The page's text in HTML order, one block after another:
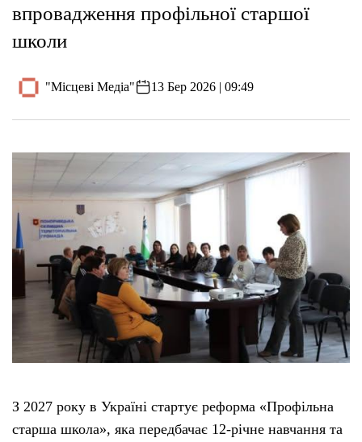
впровадження профільної старшої
школи
"Місцеві Медіа" 13 Бер 2026 | 09:49
З 2027 року в Україні стартує реформа «Профільна
старша школа», яка передбачає 12-річне навчання та